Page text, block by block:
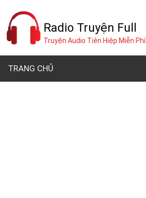
Radio Truyện Full
Truyện Audio Tiên Hiệp Miễn Phí
TRANG CHỦ